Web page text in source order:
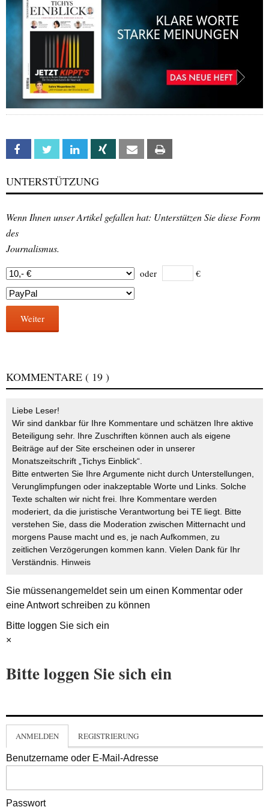
Facebook Twitter Linkedin Xing Email
UNTERSTÜTZUNG
Wenn Ihnen unser Artikel gefallen hat: Unterstützen Sie diese Form
des
Journalismus.
oder €
Weiter
KOMMENTARE ( 19 )
Liebe Leser!
Wir sind dankbar für Ihre Kommentare und schätzen Ihre aktive
Beteiligung sehr. Ihre Zuschriften können auch als eigene
Beiträge auf der Site erscheinen oder in unserer
Monatszeitschrift „Tichys Einblick“.
Bitte entwerten Sie Ihre Argumente nicht durch Unterstellungen,
Verunglimpfungen oder inakzeptable Worte und Links. Solche
Texte schalten wir nicht frei. Ihre Kommentare werden
moderiert, da die juristische Verantwortung bei TE liegt. Bitte
verstehen Sie, dass die Moderation zwischen Mitternacht und
morgens Pause macht und es, je nach Aufkommen, zu
zeitlichen Verzögerungen kommen kann. Vielen Dank für Ihr
Verständnis. Hinweis
Sie müssenangemeldetsein um einen Kommentar oder
eine Antwort schreiben zu können
Bitte loggen Sie sich ein
×
Bitte loggen Sie sich ein
ANMELDEN REGISTRIERUNG
Benutzername oder E-Mail-Adresse
Passwort